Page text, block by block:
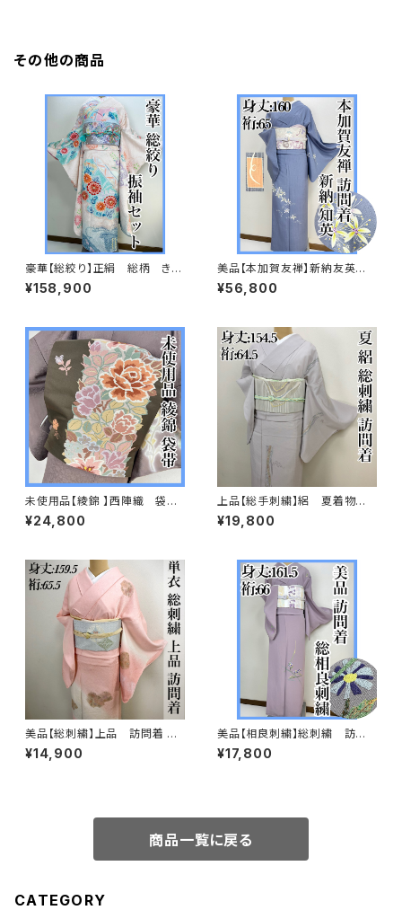
その他の商品
豪華【総絞り】正絹 総柄 きぬ
たや調 振袖セット s676
¥158,900
美品【本加賀友禅】新納友英
紬 訪問着 正絹 袷s665
¥56,800
未使用品【綾錦 】西陣織 袋
帯 正絹 s667
¥24,800
上品【総手刺繍】絽 夏着物
訪問着 正絹 s231
¥19,800
美品【総刺繍】上品 訪問着 単
衣 s182
¥14,900
美品【相良刺繍】総刺繍 訪問
着 正絹 袷 s694
¥17,800
商品一覧に戻る
CATEGORY